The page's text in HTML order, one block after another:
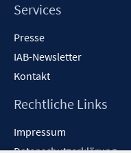
Services
Presse
IAB-Newsletter
Kontakt
Rechtliche Links
Impressum